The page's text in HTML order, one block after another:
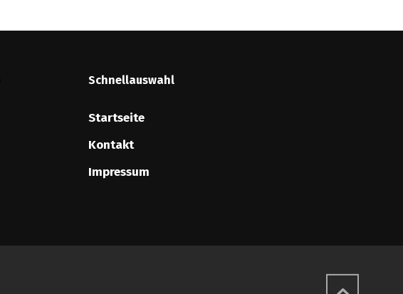
Schnellauswahl
Startseite
Kontakt
Impressum